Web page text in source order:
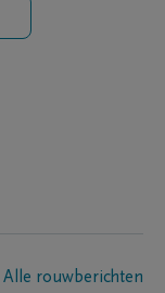
Alle rouwberichten